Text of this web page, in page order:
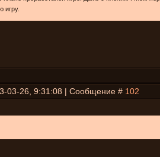
игру.
03-26, 9:31:08 | Сообщение # 102